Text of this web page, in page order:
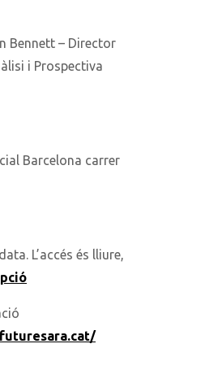
Bennett – Director
i Prospectiva
Barcelona carrer
L’accés és lliure,